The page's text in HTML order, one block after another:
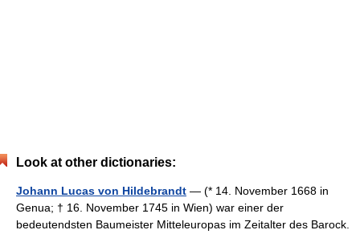
Look at other dictionaries:
Johann Lucas von Hildebrandt — (* 14. November 1668 in
Genua; † 16. November 1745 in Wien) war einer der
bedeutendsten Baumeister Mitteleuropas im Zeitalter des Barock.